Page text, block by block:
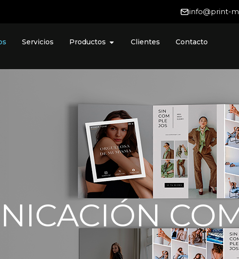
info@print-
Servicios Productos Clientes Contacto